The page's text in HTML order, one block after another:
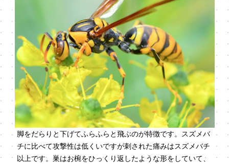
脚をだらりと下げてふらふらと飛ぶのが特徴です。スズメバ
チに比べて攻撃性は低くいですが刺された痛みはスズメバチ
以上です。巣はお椀をひっくり返したような形をしていて、